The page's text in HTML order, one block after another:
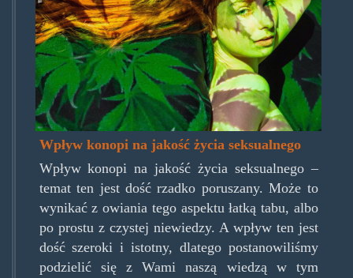
Wpływ konopi na jakość życia seksualnego
Wpływ konopi na jakość życia seksualnego –
temat ten jest dość rzadko poruszany. Może to
wynikać z owiania tego aspektu łatką tabu, albo
po prostu z czystej niewiedzy. A wpływ ten jest
dość szeroki i istotny, dlatego postanowiliśmy
podzielić się z Wami naszą wiedzą w tym